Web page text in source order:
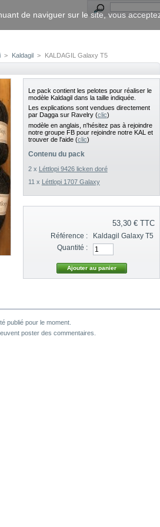
> Kaldagil > KALDAGIL Galaxy T5
Le pack contient les pelotes pour réaliser le
modèle Kaldagil dans la taille indiquée.
Les explications sont vendues directement
par Dagga sur Ravelry (clic)
modèle en anglais, n'hésitez pas à rejoindre
notre groupe FB pour rejoindre notre KAL et
trouver de l'aide (clic)
Contenu du pack
2 x Léttlopi 9426 licken doré
11 x Léttlopi 1707 Galaxy
53,30 €TTC
Référence :
Kaldagil Galaxy T5
Quantité :
publié pour le moment.
poster des commentaires.
de naviguer sur le site, vous